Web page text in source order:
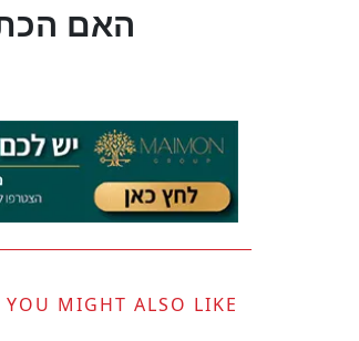
?האם
YOU MIGHT ALSO LIKE